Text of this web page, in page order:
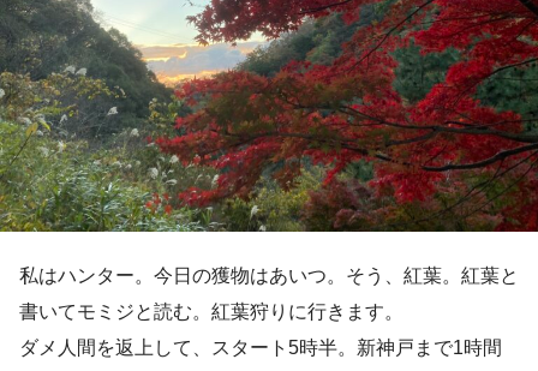
私はハンター。今日の獲物はあいつ。そう、紅葉。紅葉と
書いてモミジと読む。紅葉狩りに行きます。
ダメ人間を返上して、スタート5時半。新神戸まで1時間